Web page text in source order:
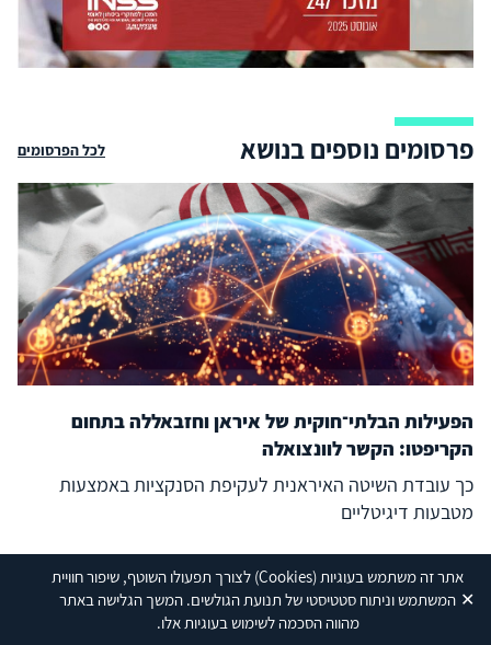
אתר זה משתמש בעוגיות(Cookies) לצורך תפעולו השוטף, שיפור חוויית
המשתמש וניתוח סטטיסטי של תנועת הגולשים. המשך הגלישה באתר
מהווה הסכמה לשימוש בעוגיות אלו.
✕
פרסומים נוספים בנושא לכל הפרסומים
הפעילות הבלתי־חוקית של איראן וחזבאללה בתחום
הקריפטו: הקשר לוונצואלה
כך עובדת השיטה האיראנית לעקיפת הסנקציות באמצעות
מטבעות דיגיטליים
30/07/26